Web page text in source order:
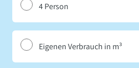
4 Person
Eigenen Verbrauch in m³